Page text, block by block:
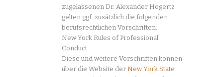
zugelassenen Dr. Alexander Hogertz
gelten ggf. zusätzlich die folgenden
berufsrechtlichen Vorschriften:
New York Rules of Professional
Conduct.
Diese und weitere Vorschriften können
über die Website der New York State